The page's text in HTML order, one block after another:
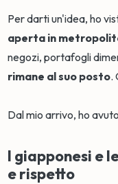
Per darti un'idea, ho
aperta in
negozi, portafogli
rimane al suo posto.
Dal mio arrivo, ho
I giapponesi e
e rispetto